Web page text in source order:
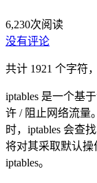
6,230次阅读
没有评论
共计 1921 个字符
iptables 是一个基
许 / 阻止网络流量
时，iptables 会查
将对其采取默认操
iptables。